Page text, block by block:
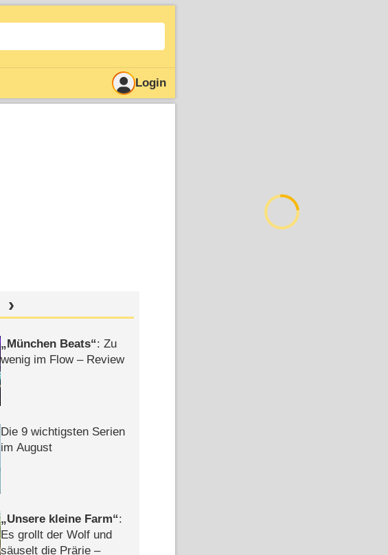
Login
München Beats : Zu
wenig im Flow – Review
Die 9 wichtigsten Serien
im August
Unsere kleine Farm :
Es grollt der Wolf und
säuselt die Prärie –